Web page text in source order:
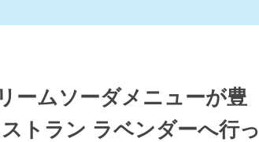
ームソーダメニューが豊
トラン ラベンダーへ行っ